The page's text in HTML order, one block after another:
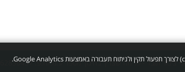
ציבורתובל - כל מה שצריך בחינוך מספר ע.מ./ח.פ:062836457